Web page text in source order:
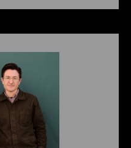
的主要策展人。非纪念碑,